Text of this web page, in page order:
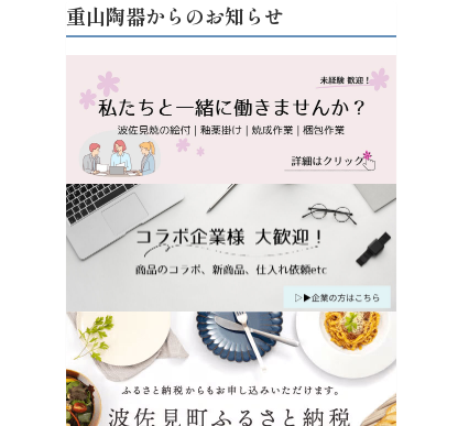
重山陶器からのお知らせ